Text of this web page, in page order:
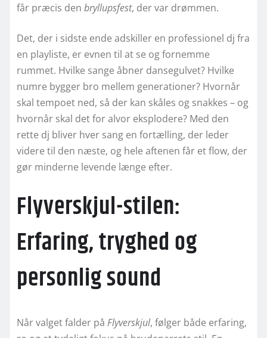
får præcis den bryllupsfest, der var drømmen.
Det, der i sidste ende adskiller en professionel dj fra
en playliste, er evnen til at se og fornemme
rummet. Hvilke sange åbner dansegulvet? Hvilke
numre bygger bro mellem generationer? Hvornår
skal tempoet ned, så der kan skåles og snakkes – og
hvornår skal det for alvor eksplodere? Med den
rette dj bliver hver sang en fortælling, der leder
videre til den næste, og hele aftenen får et flow, der
gør minderne levende længe efter.
Flyverskjul-stilen:
Erfaring, tryghed og
personlig sound
Når valget falder på Flyverskjul, følger både erfaring,